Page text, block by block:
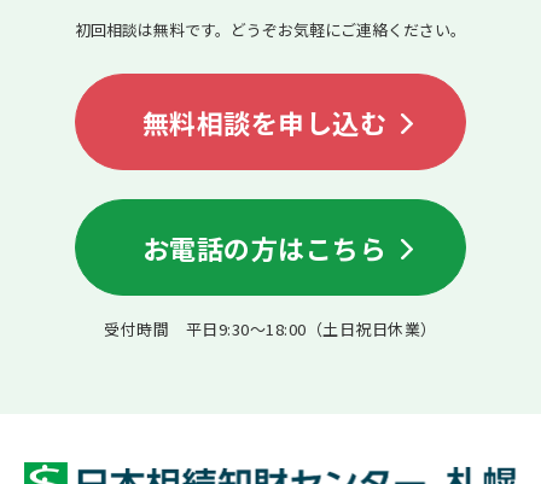
初回相談は無料です。どうぞお気軽にご連絡ください。
無料相談を申し込む
お電話の方はこちら
受付時間 平日9:30〜18:00（土日祝日休業）